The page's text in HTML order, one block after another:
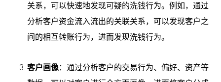
关系，可以快速地发现可疑的洗钱行为。例如，通过
分析客户资金流入流出的关联关系，可以发现客户之
间的相互转账行为，进而发现洗钱行为。
客户画像：通过分析客户的交易行为、偏好、资产等